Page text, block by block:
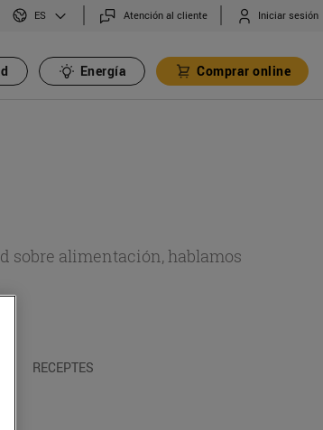
ES Atención al cliente Iniciar sesión
Energía Comprar online
sobre alimentación, hablamos
RECEPTES